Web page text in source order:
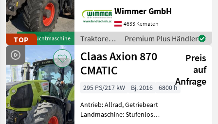
TOPGebrauchtmaschine
Zapfwellendrehzahl:
540/1000/1000E,
Höchstgeschwindigkeit in
km/h: 50 km/h, Aufladung:
Wimmer GmbH
4633 Kematen
Traktoren /
Claas
Premium Plus Händler
Claas Axion 870
CMATIC
Preis
auf
Anfrage
295 PS/217 kW Bj. 2016
6800 h
Antrieb: Allrad, Getriebeart
Landmaschine: Stufenloses